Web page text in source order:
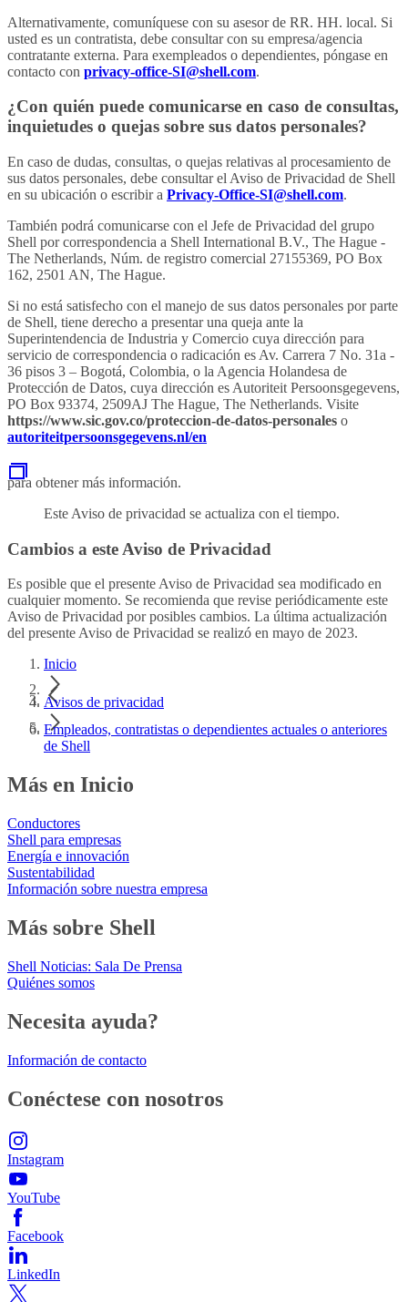
Alternativamente, comuníquese con su asesor de RR. HH. local. Si
usted es un contratista, debe consultar con su empresa/agencia
contratante externa. Para exempleados o dependientes, póngase en
contacto con privacy-office-SI@shell.com.
¿Con quién puede comunicarse en caso de consultas,
inquietudes o quejas sobre sus datos personales?
En caso de dudas, consultas, o quejas relativas al procesamiento de
sus datos personales, debe consultar el Aviso de Privacidad de Shell
en su ubicación o escribir a Privacy-Office-SI@shell.com.
También podrá comunicarse con el Jefe de Privacidad del grupo
Shell por correspondencia a Shell International B.V., The Hague -
The Netherlands, Núm. de registro comercial 27155369, PO Box
162, 2501 AN, The Hague.
Si no está satisfecho con el manejo de sus datos personales por parte
de Shell, tiene derecho a presentar una queja ante la
Superintendencia de Industria y Comercio cuya dirección para
servicio de correspondencia o radicación es Av. Carrera 7 No. 31a -
36 pisos 3 – Bogotá, Colombia, o la Agencia Holandesa de
Protección de Datos, cuya dirección es Autoriteit Persoonsgegevens,
PO Box 93374, 2509AJ The Hague, The Netherlands. Visite
https://www.sic.gov.co/proteccion-de-datos-personales o
autoriteitpersoonsgegevens.nl/en
para obtener más información.
Este Aviso de privacidad se actualiza con el tiempo.
Cambios a este Aviso de Privacidad
Es posible que el presente Aviso de Privacidad sea modificado en
cualquier momento. Se recomienda que revise periódicamente este
Aviso de Privacidad por posibles cambios. La última actualización
del presente Aviso de Privacidad se realizó en mayo de 2023.
Inicio
Avisos de privacidad
Empleados, contratistas o dependientes actuales o anteriores
de Shell
Más en Inicio
Conductores
Shell para empresas
Energía e innovación
Sustentabilidad
Información sobre nuestra empresa
Más sobre Shell
Shell Noticias: Sala De Prensa
Quiénes somos
Necesita ayuda?
Información de contacto
Conéctese con nosotros
Instagram
YouTube
Facebook
LinkedIn